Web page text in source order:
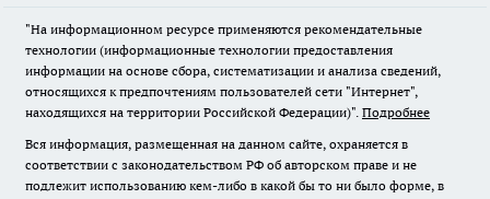
"На информационном ресурсе применяются рекомендательные
технологии (информационные технологии предоставления
информации на основе сбора, систематизации и анализа сведений,
относящихся к предпочтениям пользователей сети "Интернет",
находящихся на территории Российской Федерации)". Подробнее
Вся информация, размещенная на данном сайте, охраняется в
соответствии с законодательством РФ об авторском праве и не
подлежит использованию кем-либо в какой бы то ни было форме, в